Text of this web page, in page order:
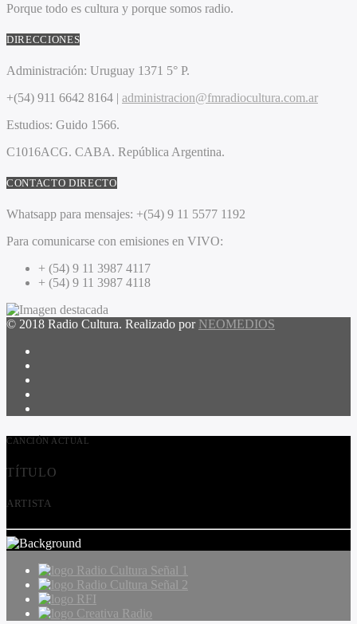
Porque todo es cultura y porque somos radio.
DIRECCIONES
Administración: Uruguay 1371 5° P.
+(54) 911 6642 8164 | administracion@fmradiocultura.com.ar
Estudios: Guido 1566.
C1016ACG. CABA. República Argentina.
CONTACTO DIRECTO
Whatsapp para mensajes: +(54) 9 11 5577 1192
Para comunicarse con emisiones en VIVO:
+ (54) 9 11 3987 4117
+ (54) 9 11 3987 4118
© 2018 Radio Cultura. Realizado por NEOMEDIOS
CANCIÓN ACTUAL
TÍTULO
ARTISTA
Radio Cultura Señal 1
Radio Cultura Señal 2
RFI
Creativa Radio